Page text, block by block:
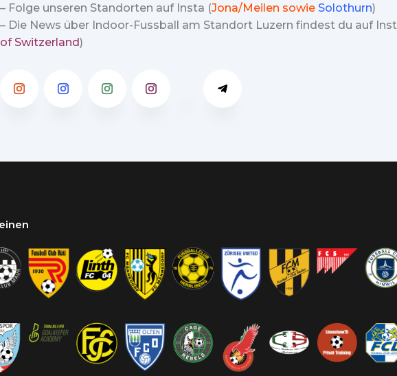
– Folge unseren Standorten auf Insta (Jona/Meilen sowie Solothurn)
– Die News über Indoor-Fussball am Standort Luzern findest du auf
of Switzerland)